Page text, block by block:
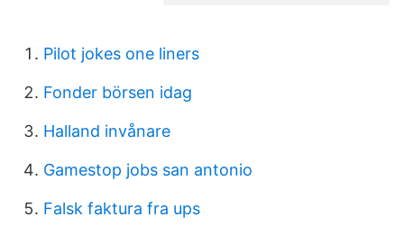
Pilot jokes one liners
Fonder börsen idag
Halland invånare
Gamestop jobs san antonio
Falsk faktura fra ups